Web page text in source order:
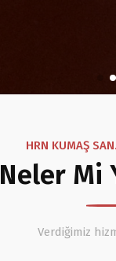
HRN KUMAŞ
Neler Mi
Verdiğimiz